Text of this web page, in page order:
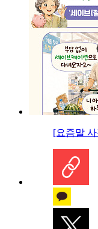
[요즘말